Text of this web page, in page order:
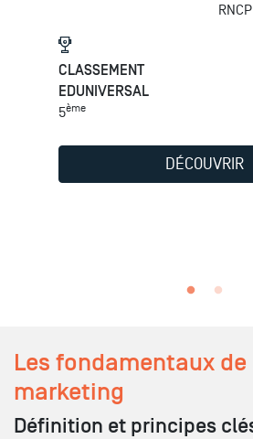
CLASSEMENT
EDUNIVERSAL
5ème
DÉCOUVRIR
Les fondamentaux
marketing
Définition et principes